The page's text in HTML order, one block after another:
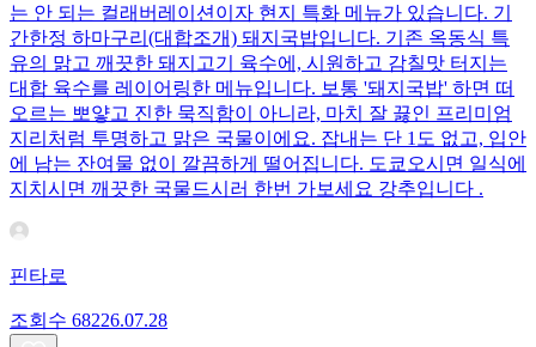
는 안 되는 컬래버레이션이자 현지 특화 메뉴가 있습니다. 기
간한정 하마구리(대합조개) 돼지국밥입니다. 기존 옥동식 특
유의 맑고 깨끗한 돼지고기 육수에, 시원하고 감칠맛 터지는
대합 육수를 레이어링한 메뉴입니다. 보통 '돼지국밥' 하면 떠
오르는 뽀얗고 진한 묵직함이 아니라, 마치 잘 끓인 프리미엄
지리처럼 투명하고 맑은 국물이에요. 잡내는 단 1도 없고, 입안
에 남는 잔여물 없이 깔끔하게 떨어집니다. 도쿄오시면 일식에
지치시면 깨끗한 국물드시러 한번 가보세요 강추입니다 .
핀타로
조회수 68226.07.28